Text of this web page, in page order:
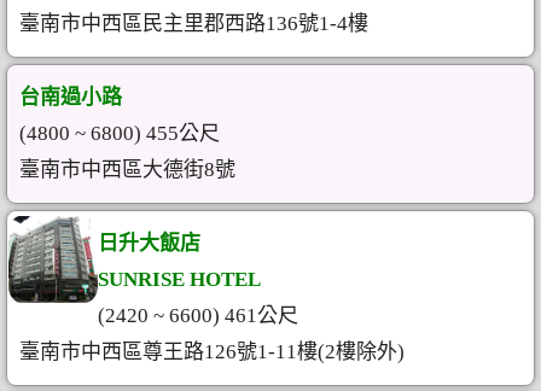
臺南市中西區民主里郡西路136號1-4樓
台南過小路
(4800 ~ 6800) 455公尺
臺南市中西區大德街8號
日升大飯店
SUNRISE HOTEL
(2420 ~ 6600) 461公尺
臺南市中西區尊王路126號1-11樓(2樓除外)